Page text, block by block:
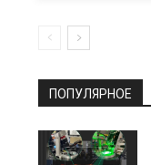
ПОПУЛЯРНОЕ